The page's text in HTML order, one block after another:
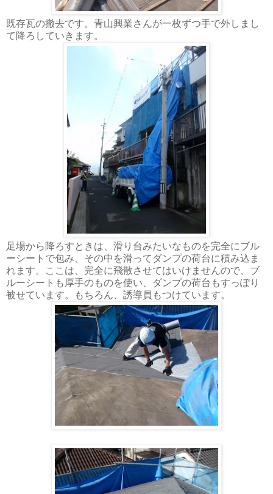
既存瓦の撤去です。青山興業さんが一枚ずつ手で外しまし
て降ろしていきます。
足場から降ろすときは、滑り台みたいなものを完全にブル
ーシートで包み、その中を滑ってダンプの荷台に積み込ま
れます。ここは、完全に飛散させてはいけませんので、ブ
ルーシートも厚手のものを使い、ダンプの荷台もすっぽり
被せています。もちろん、誘導員もつけています。